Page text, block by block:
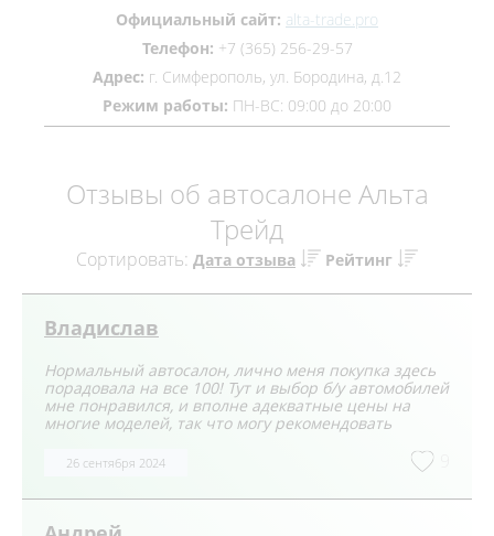
Официальный сайт: alta-trade.pro
Телефон: +7 (365) 256-29-57
Адрес: г. Симферополь, ул. Бородина, д.12
Режим работы: ПН-ВС: 09:00 до 20:00
Отзывы об автосалоне Альта
Трейд
Сортировать: Дата отзыва Рейтинг
Владислав
Нормальный автосалон, лично меня покупка здесь
порадовала на все 100! Тут и выбор б/у автомобилей
мне понравился, и вполне адекватные цены на
многие моделей, так что могу рекомендовать
26 сентября 2024